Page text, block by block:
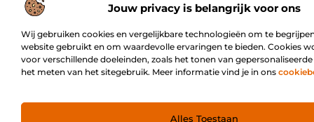
Jouw privacy is belangrijk voor ons
Wij gebruiken cookies en vergelijkbare technologieën om te
website gebruikt en om waardevolle ervaringen te bieden. Cookies
voor verschillende doeleinden, zoals het tonen van
het meten van het sitegebruik. Meer informatie vind je in ons
Alles Toestaan